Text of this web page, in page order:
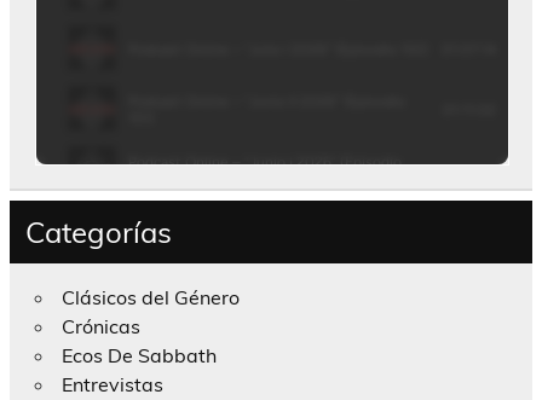
Categorías
Clásicos del Género
Crónicas
Ecos De Sabbath
Entrevistas